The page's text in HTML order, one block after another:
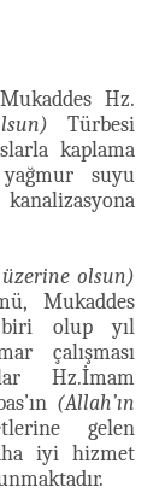
Hz.
Türbesi
kaplama
yağmur suyu
üzerine olsun)
Mukaddes
biri olup yıl
çalışması
Hz.İmam
(Allah’ın
gelen
iyi hizmet